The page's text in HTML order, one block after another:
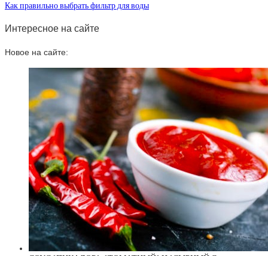
Как правильно выбрать фильтр для воды
Интересное на сайте
Новое на сайте: